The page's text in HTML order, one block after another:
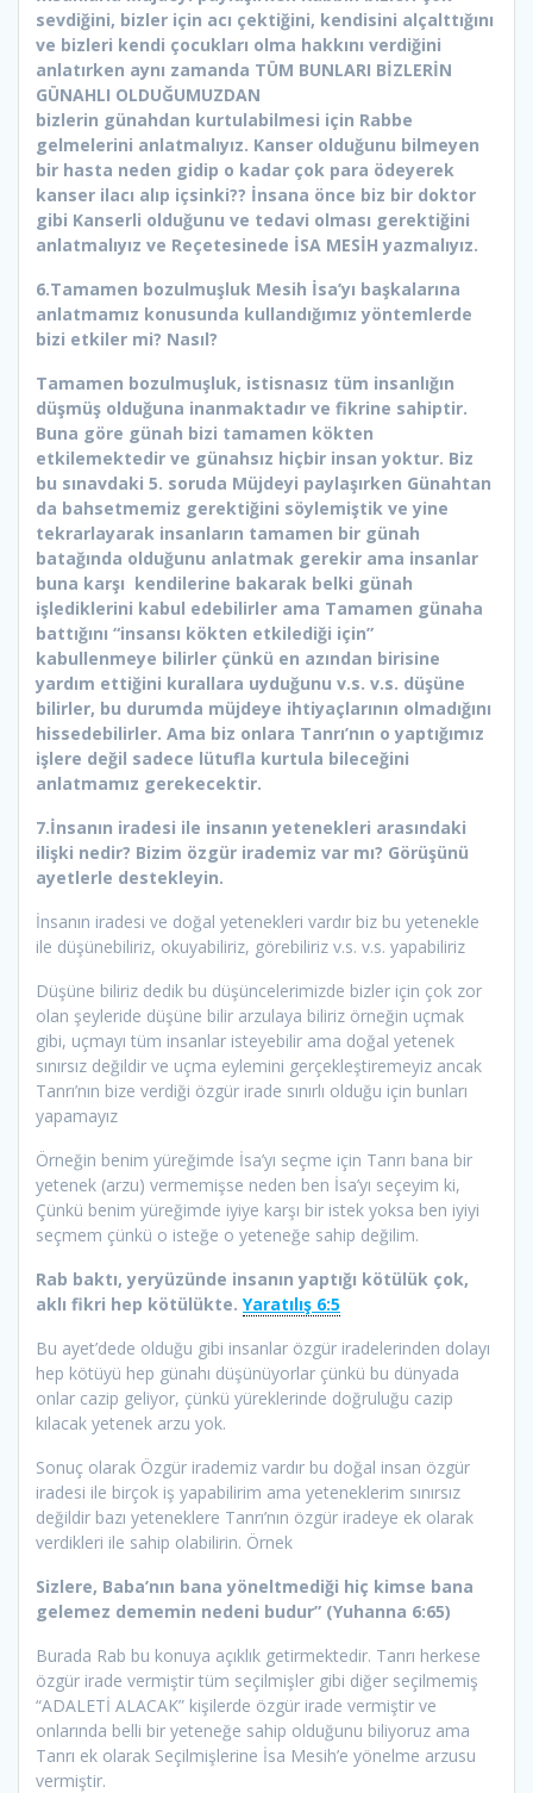
sevdiğini, bizler için acı çektiğini, kendisini alçalttığını
ve bizleri kendi çocukları olma hakkını verdiğini
anlatırken aynı zamanda TÜM BUNLARI BİZLERİN
GÜNAHLI OLDUĞUMUZDAN
bizlerin günahdan kurtulabilmesi için Rabbe
gelmelerini anlatmalıyız. Kanser olduğunu bilmeyen
bir hasta neden gidip o kadar çok para ödeyerek
kanser ilacı alıp içsinki?? İnsana önce biz bir doktor
gibi Kanserli olduğunu ve tedavi olması gerektiğini
anlatmalıyız ve Reçetesinede İSA MESİH yazmalıyız.
6.Tamamen bozulmuşluk Mesih İsa’yı başkalarına
anlatmamız konusunda kullandığımız yöntemlerde
bizi etkiler mi? Nasıl?
Tamamen bozulmuşluk, istisnasız tüm insanlığın
düşmüş olduğuna inanmaktadır ve fikrine sahiptir.
Buna göre günah bizi tamamen kökten
etkilemektedir ve günahsız hiçbir insan yoktur. Biz
bu sınavdaki 5. soruda Müjdeyi paylaşırken Günahtan
da bahsetmemiz gerektiğini söylemiştik ve yine
tekrarlayarak insanların tamamen bir günah
batağında olduğunu anlatmak gerekir ama insanlar
buna karşı kendilerine bakarak belki günah
işlediklerini kabul edebilirler ama Tamamen günaha
battığını “insansı kökten etkilediği için”
kabullenmeye bilirler çünkü en azından birisine
yardım ettiğini kurallara uyduğunu v.s. v.s. düşüne
bilirler, bu durumda müjdeye ihtiyaçlarının olmadığını
hissedebilirler. Ama biz onlara Tanrı’nın o yaptığımız
işlere değil sadece lütufla kurtula bileceğini
anlatmamız gerekecektir.
7.İnsanın iradesi ile insanın yetenekleri arasındaki
ilişki nedir? Bizim özgür irademiz var mı? Görüşünü
ayetlerle destekleyin.
İnsanın iradesi ve doğal yetenekleri vardır biz bu yetenekle
ile düşünebiliriz, okuyabiliriz, görebiliriz v.s. v.s. yapabiliriz
Düşüne biliriz dedik bu düşüncelerimizde bizler için çok zor
olan şeyleride düşüne bilir arzulaya biliriz örneğin uçmak
gibi, uçmayı tüm insanlar isteyebilir ama doğal yetenek
sınırsız değildir ve uçma eylemini gerçekleştiremeyiz ancak
Tanrı’nın bize verdiği özgür irade sınırlı olduğu için bunları
yapamayız
Örneğin benim yüreğimde İsa’yı seçme için Tanrı bana bir
yetenek (arzu) vermemişse neden ben İsa’yı seçeyim ki,
Çünkü benim yüreğimde iyiye karşı bir istek yoksa ben iyiyi
seçmem çünkü o isteğe o yeteneğe sahip değilim.
Rab baktı, yeryüzünde insanın yaptığı kötülük çok,
aklı fikri hep kötülükte. Yaratılış 6:5
Bu ayet’dede olduğu gibi insanlar özgür iradelerinden dolayı
hep kötüyü hep günahı düşünüyorlar çünkü bu dünyada
onlar cazip geliyor, çünkü yüreklerinde doğruluğu cazip
kılacak yetenek arzu yok.
Sonuç olarak Özgür irademiz vardır bu doğal insan özgür
iradesi ile birçok iş yapabilirim ama yeteneklerim sınırsız
değildir bazı yeteneklere Tanrı’nın özgür iradeye ek olarak
verdikleri ile sahip olabilirin. Örnek
Sizlere, Baba’nın bana yöneltmediği hiç kimse bana
gelemez dememin nedeni budur” (Yuhanna 6:65)
Burada Rab bu konuya açıklık getirmektedir. Tanrı herkese
özgür irade vermiştir tüm seçilmişler gibi diğer seçilmemiş
“ADALETİ ALACAK” kişilerde özgür irade vermiştir ve
onlarında belli bir yeteneğe sahip olduğunu biliyoruz ama
Tanrı ek olarak Seçilmişlerine İsa Mesih’e yönelme arzusu
vermiştir.